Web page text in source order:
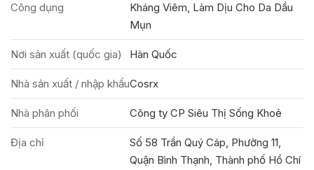
Công dụng
Kháng Viêm, Làm Dịu Cho Da Dầu
Mụn
Nơi sản xuất (quốc gia) Hàn Quốc
Nhà sản xuất / nhập khẩuCosrx
Nhà phân phối Công ty CP Siêu Thị Sống Khoẻ
Địa chỉ
Số 58 Trần Quý Cáp, Phường 11,
Quận Bình Thạnh, Thành phố Hồ Chí